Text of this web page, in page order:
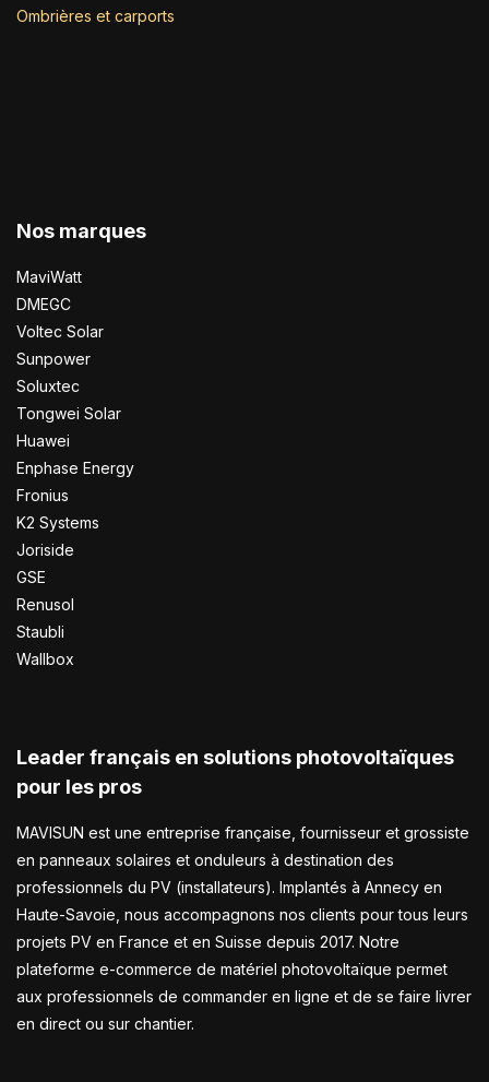
Ombrières et carports
Nos marques
MaviWatt
DMEGC
Voltec Solar
Sunpower
Soluxtec
Tongwei Solar
Huawei
Enphase Energy
Fronius
K2 Systems
Joriside
GSE
Renusol
Staubli
Wallbox
Leader français en solutions photovoltaïques
pour les pros
MAVISUN est une entreprise française, fournisseur et grossiste
en panneaux solaires et onduleurs à destination des
professionnels du PV (installateurs). Implantés à Annecy en
Haute-Savoie, nous accompagnons nos clients pour tous leurs
projets PV en France et en Suisse depuis 2017. Notre
plateforme e-commerce de matériel photovoltaïque permet
aux professionnels de commander en ligne et de se faire livrer
en direct ou sur chantier.